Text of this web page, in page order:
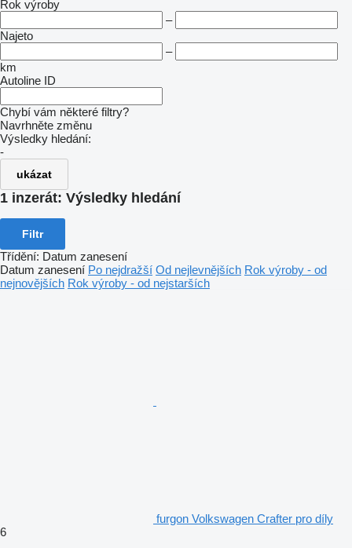
Rok výroby
–
Najeto
–
km
Autoline ID
Chybí vám některé filtry?
Navrhněte změnu
Výsledky hledání:
-
ukázat
1 inzerát: Výsledky hledání
Filtr
Třídění: Datum zanesení
Datum zanesení Po nejdražší Od nejlevnějších Rok výroby - od
nejnovějších Rok výroby - od nejstarších
furgon Volkswagen Crafter pro díly
6